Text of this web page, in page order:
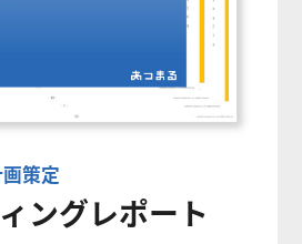
策定
ングレポート